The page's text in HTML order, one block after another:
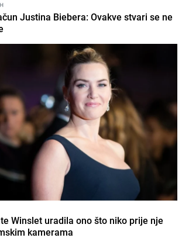
Justina Biebera: Ovakve stvari se ne
Winslet uradila ono što niko prije nje
kamerama